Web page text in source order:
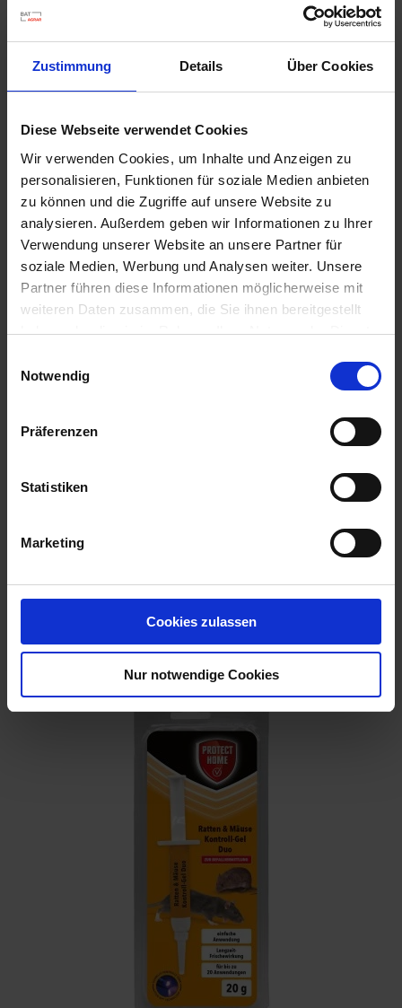
Zustimmung Details Über Cookies
Diese Webseite verwendet Cookies
Wir verwenden Cookies, um Inhalte und Anzeigen zu
personalisieren, Funktionen für soziale Medien anbieten
zu können und die Zugriffe auf unsere Website zu
analysieren. Außerdem geben wir Informationen zu Ihrer
Verwendung unserer Website an unsere Partner für
soziale Medien, Werbung und Analysen weiter. Unsere
Partner führen diese Informationen möglicherweise mit
weiteren Daten zusammen, die Sie ihnen bereitgestellt
haben oder die sie im Rahmen Ihrer Nutzung der Dienste
Notwendig
Präferenzen
Statistiken
Marketing
Cookies zulassen
Nur notwendige Cookies
Contra Insect Universal
Artikel-Nr.: 7000123-02-cfg
Ähnliche Produkte
Sugan RattenFalle 1 Stück
Artikel-Nr.: 7000074-01